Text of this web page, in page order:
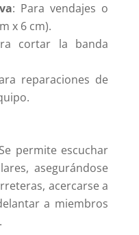
: Para vendajes o
x 6 cm).
cortar la banda
reparaciones de
permite escuchar
asegurándose
acercarse a
a miembros